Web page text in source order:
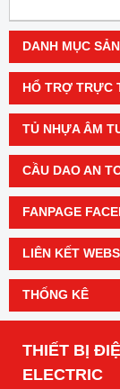
DANH MỤC
HỔ TRỢ TRỰC
TỦ NHỰA ÂM
CẦU DAO AN
FANPAGE
LIÊN KẾT
THỐNG KÊ
THIẾT BỊ
ELECTRIC